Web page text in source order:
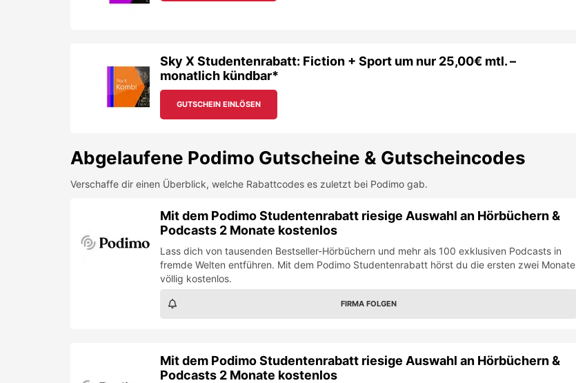
Sky X Studentenrabatt: Fiction + Sport um nur 25,00€ mtl. –
monatlich kündbar*
GUTSCHEIN EINLÖSEN
Abgelaufene Podimo Gutscheine & Gutscheincodes
Verschaffe dir einen Überblick, welche Rabattcodes es zuletzt bei Podimo gab.
Mit dem Podimo Studentenrabatt riesige Auswahl an Hörbüchern &
Podcasts 2 Monate kostenlos
Lass dich von tausenden Bestseller-Hörbüchern und mehr als 100 exklusiven Podcasts in
fremde Welten entführen. Mit dem Podimo Studentenrabatt hörst du die ersten zwei Monate
völlig kostenlos.
FIRMA FOLGEN
Mit dem Podimo Studentenrabatt riesige Auswahl an Hörbüchern &
Podcasts 2 Monate kostenlos